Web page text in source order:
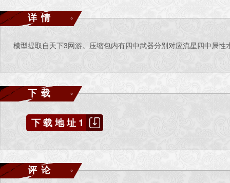
详情
模型提取自天下3网游。压缩包内有四中武器分别对应流星四中属
下载
下载地址1
评论